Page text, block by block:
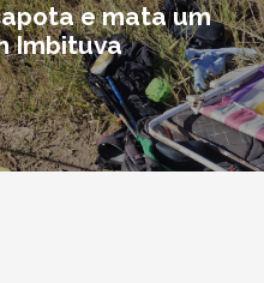
e mata um
Imbituva